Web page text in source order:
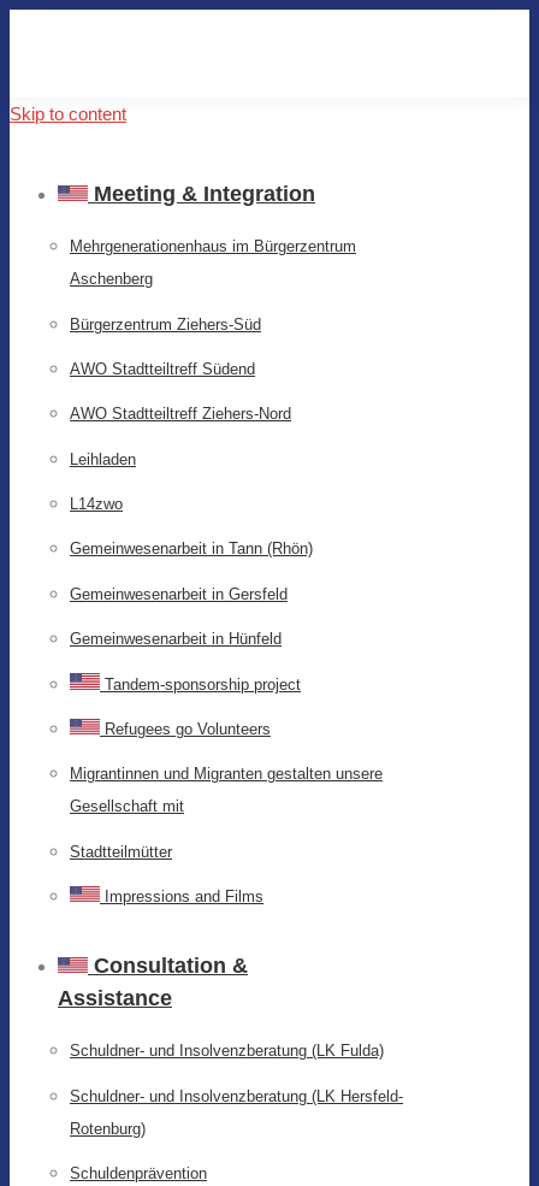
Skip to content
Meeting & Integration
Mehrgenerationenhaus im Bürgerzentrum
Aschenberg
Bürgerzentrum Ziehers-Süd
AWO Stadtteiltreff Südend
AWO Stadtteiltreff Ziehers-Nord
Leihladen
L14zwo
Gemeinwesenarbeit in Tann (Rhön)
Gemeinwesenarbeit in Gersfeld
Gemeinwesenarbeit in Hünfeld
Tandem-sponsorship project
Refugees go Volunteers
Migrantinnen und Migranten gestalten unsere
Gesellschaft mit
Stadtteilmütter
Impressions and Films
Consultation &
Assistance
Schuldner- und Insolvenzberatung (LK Fulda)
Schuldner- und Insolvenzberatung (LK Hersfeld-
Rotenburg)
Schuldenprävention